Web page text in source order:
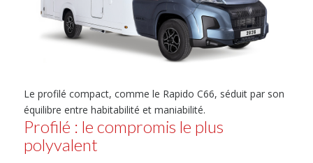
Le profilé compact, comme le Rapido C66, séduit par son
équilibre entre habitabilité et maniabilité.
Profilé : le compromis le plus
polyvalent